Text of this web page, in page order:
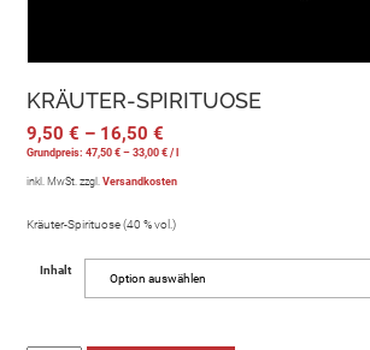
KRÄUTER-SPIRITUOSE
9,50€ – 16,50€
Grundpreis:47,50€ –33,00€ /
inkl. MwSt. zzgl.Versandkosten
Kräuter-Spirituose (40 % vol.)
Inhalt